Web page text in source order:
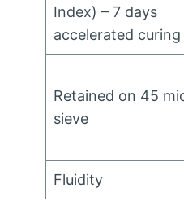
Index) – 7 days
accelerated curing
Retained on 45
sieve
Fluidity